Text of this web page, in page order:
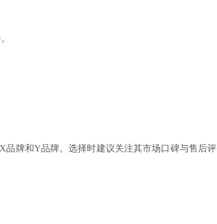
牌和Y品牌。选择时建议关注其市场口碑与售后评